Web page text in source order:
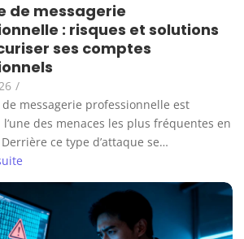
de messagerie
: risques et solutions
ses comptes
/
messagerie professionnelle est
l’une des menaces les plus fréquentes en
ce type d’attaque se…